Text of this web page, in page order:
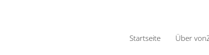
Startseite Über